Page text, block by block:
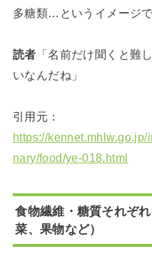
多糖類…というイメージで
読者 「名前だけ聞くと難
いなんだね」
引用元：
https://
nary/food/ye-018.html
食物繊維・糖質それぞ
菜、果物など）